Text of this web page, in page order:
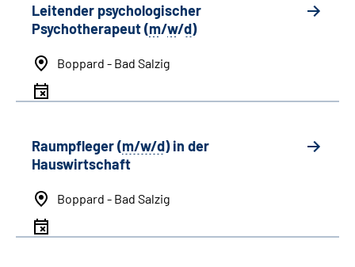
Leitender psychologischer
Psychotherapeut (m/w/d)
Boppard - Bad Salzig
Raumpfleger (m/w/d) in der
Hauswirtschaft
Boppard - Bad Salzig